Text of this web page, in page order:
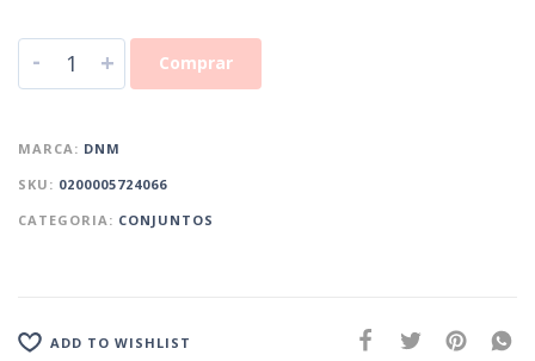
- + Comprar
MARCA: DNM
SKU: 0200005724066
CATEGORIA: CONJUNTOS
ADD TO WISHLIST